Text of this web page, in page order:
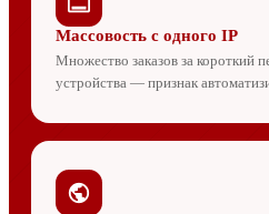
Массовость с одного IP
Множество заказов за короткий
устройства — признак